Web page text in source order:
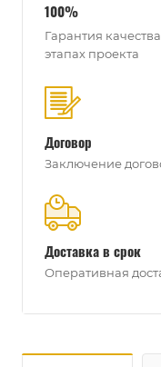
100%
Гарантия
этапах проекта
Договор
Заключение
Доставка в срок
Оперативная